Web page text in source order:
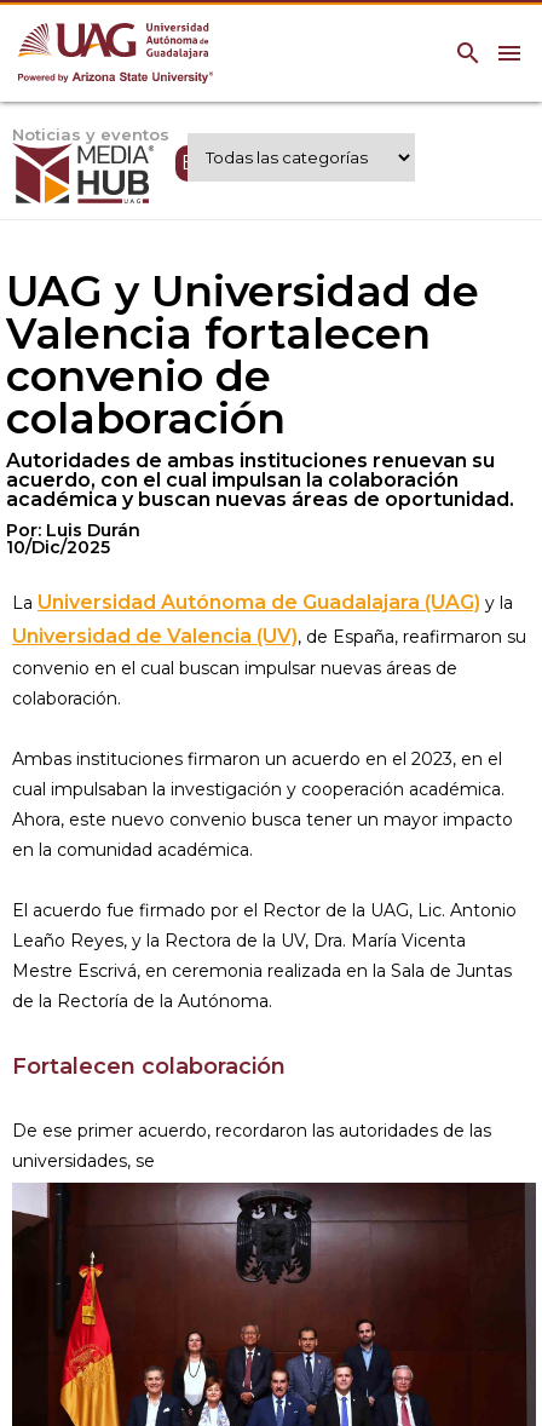
menu
search
Noticias y eventos
Expertos UAG
UAG y Universidad de
Valencia fortalecen
convenio de
colaboración
Autoridades de ambas instituciones renuevan su
acuerdo, con el cual impulsan la colaboración
académica y buscan nuevas áreas de oportunidad.
Por: Luis Durán
10/Dic/2025
La Universidad Autónoma de Guadalajara (UAG) y la
Universidad de Valencia (UV), de España, reafirmaron su
convenio en el cual buscan impulsar nuevas áreas de
colaboración.
Ambas instituciones firmaron un acuerdo en el 2023, en el
cual impulsaban la investigación y cooperación académica.
Ahora, este nuevo convenio busca tener un mayor impacto
en la comunidad académica.
El acuerdo fue firmado por el Rector de la UAG, Lic. Antonio
Leaño Reyes, y la Rectora de la UV, Dra. María Vicenta
Mestre Escrivá, en ceremonia realizada en la Sala de Juntas
de la Rectoría de la Autónoma.
Fortalecen colaboración
De ese primer acuerdo, recordaron las autoridades de las
universidades, se